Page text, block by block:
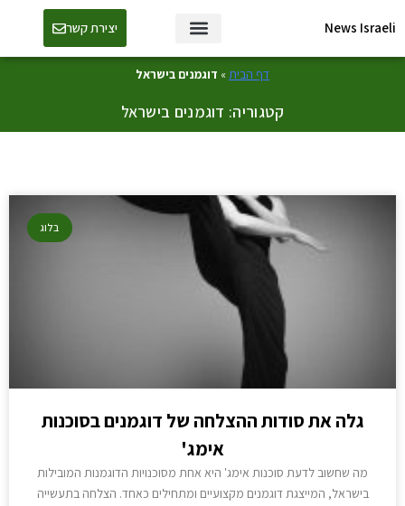
News Israeli יצירת קשר
דף הבית» דוגמנים בישראל
קטגוריה: דוגמנים בישראל
בלוג
גלה את סודות ההצלחה של דוגמנים בסוכנות
אימג'
מה שחשוב לדעת סוכנות אימג' היא אחת מסוכנויות הדוגמנות המובילות
בישראל, המייצגת דוגמנים מקצועיים ומתחילים כאחד. הצלחה בתעשייה